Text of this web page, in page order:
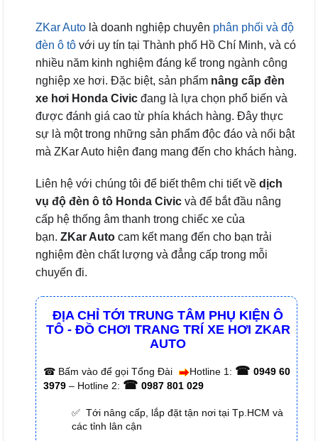
ZKar Autolà doanh nghiệp chuyên phân phối và độ
đèn ô tô với uy tín tại Thành phố Hồ Chí Minh, và có
nhiều năm kinh nghiệm đáng kể trong ngành công
nghiệp xe hơi. Đặc biệt, sản phẩm nâng cấp đèn
xe hơi Honda Civicđang là lựa chọn phổ biến và
được đánh giá cao từ phía khách hàng. Đây thực
sự là một trong những sản phẩm độc đáo và nổi bật
mà ZKar Auto hiện đang mang đến cho khách hàng.
Liên hệ với chúng tôi để biết thêm chi tiết về dịch
vụ độ đèn ô tô Honda Civicvà để bắt đầu nâng
cấp hệ thống âm thanh trong chiếc xe của
bạn. ZKar Autocam kết mang đến cho bạn trải
nghiệm đèn chất lượng và đẳng cấp trong mỗi
chuyến đi.
ĐỊA CHỈ TỚI TRUNG TÂM PHỤ KIỆN Ô
TÔ - ĐỒ CHƠI TRANG TRÍ XE HƠI ZKAR
AUTO
☎Bấm vào để gọi Tổng Đài Hotline 1: ☎ 0949 60
3979 – Hotline 2: ☎ 0987 801 029
✅ Tới nâng cấp, lắp đặt tận nơi tại Tp.HCM và
các tỉnh lân cận